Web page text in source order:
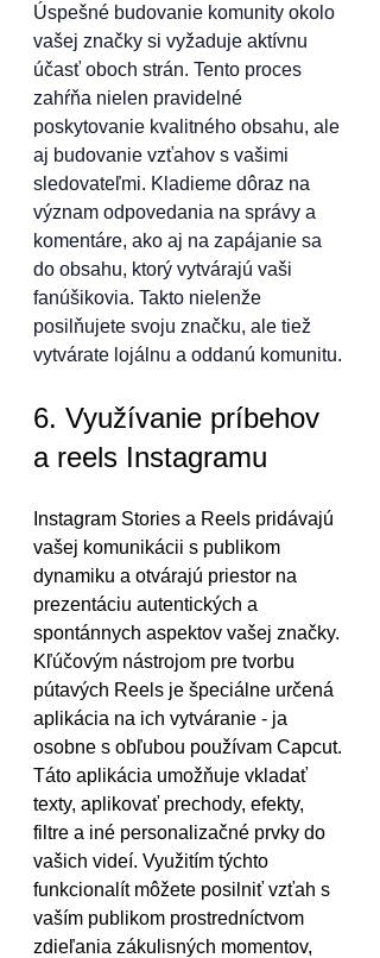
Úspešné budovanie komunity okolo
vašej značky si vyžaduje aktívnu
účasť oboch strán. Tento proces
zahŕňa nielen pravidelné
poskytovanie kvalitného obsahu, ale
aj budovanie vzťahov s vašimi
sledovateľmi. Kladieme dôraz na
význam odpovedania na správy a
komentáre, ako aj na zapájanie sa
do obsahu, ktorý vytvárajú vaši
fanúšikovia. Takto nielenže
posilňujete svoju značku, ale tiež
vytvárate lojálnu a oddanú komunitu.
6. Využívanie príbehov
a reels Instagramu
Instagram Stories a Reels pridávajú
vašej komunikácii s publikom
dynamiku a otvárajú priestor na
prezentáciu autentických a
spontánnych aspektov vašej značky.
Kľúčovým nástrojom pre tvorbu
pútavých Reels je špeciálne určená
aplikácia na ich vytváranie - ja
osobne s obľubou používam Capcut.
Táto aplikácia umožňuje vkladať
texty, aplikovať prechody, efekty,
filtre a iné personalizačné prvky do
vašich videí. Využitím týchto
funkcionalít môžete posilniť vzťah s
vaším publikom prostredníctvom
zdieľania zákulisných momentov,